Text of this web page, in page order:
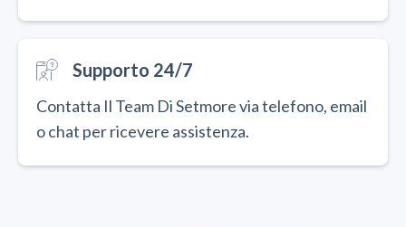
Supporto 24/7
Contatta Il Team Di Setmore via telefono, email
o chat per ricevere assistenza.